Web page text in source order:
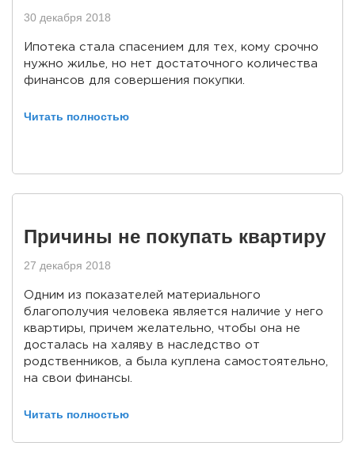
30 декабря 2018
Ипотека стала спасением для тех, кому срочно
нужно жилье, но нет достаточного количества
финансов для совершения покупки.
Читать полностью
Причины не покупать квартиру
27 декабря 2018
Одним из показателей материального
благополучия человека является наличие у него
квартиры, причем желательно, чтобы она не
досталась на халяву в наследство от
родственников, а была куплена самостоятельно,
на свои финансы.
Читать полностью